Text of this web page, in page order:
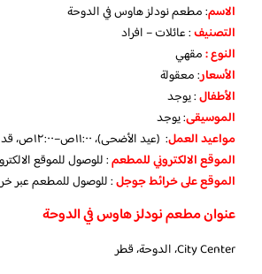
الاسم: مطعم نودلز هاوس في الدوحة
التصنيف: عائلات – افراد
النوع :مقهي
الأسعار:معقولة
الأطفال:يوجد
الموسيقى:يوجد
مواعيد العمل: (عيد الأضحى)، ١١:٠٠ص–١٢:٠٠ص، قد تختلف الساعات
الموقع الالكتروني للمطعم: للوصول للموقع
الموقع على خرائط جوجل: للوصول للمطعم عبر
عنوان مطعم نودلز هاوس في الدوحة
City Center، الدوحة، قطر